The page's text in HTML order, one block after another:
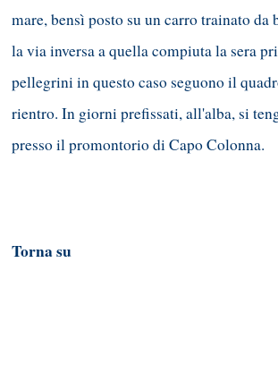
mare, bensì posto su un carro trainato da
la via inversa a quella compiuta la sera
pellegrini in questo caso seguono il
rientro. In giorni prefissati, all'alba, si
presso il promontorio di Capo Colonna.
Torna su